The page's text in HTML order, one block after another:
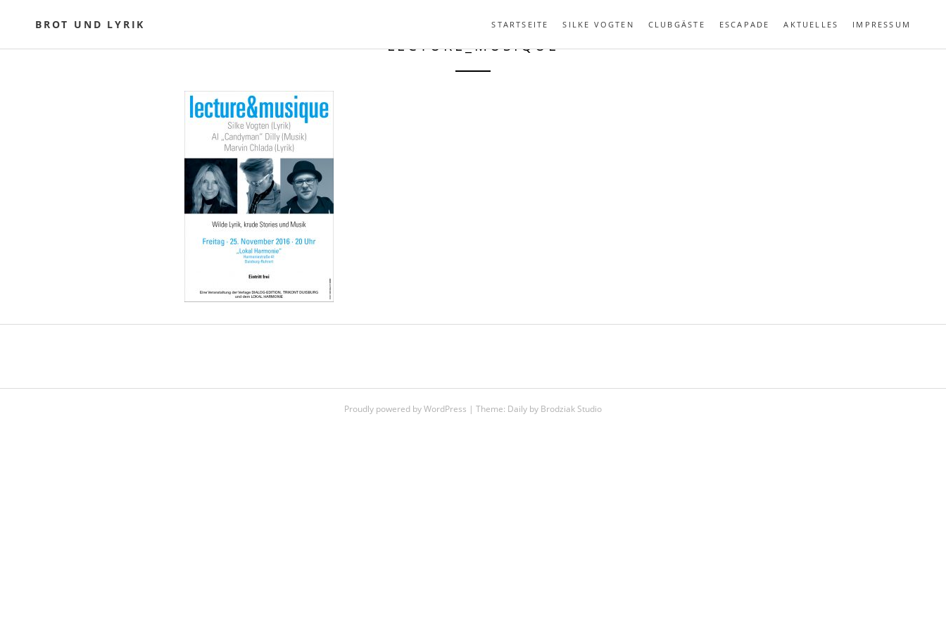
BROT UND LYRIK STARTSEITE SILKE VOGTEN CLUBGÄSTE ESCAPADE AKTUELLES IMPRESSUM
LECTURE_MUSIQUE
Proudly powered by WordPress | Theme: Daily by Brodziak Studio